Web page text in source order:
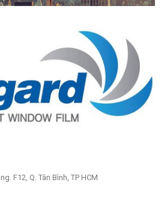
F12, Q. Tân Bình, TP HCM